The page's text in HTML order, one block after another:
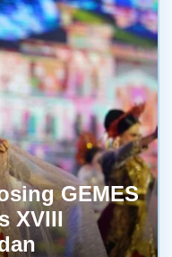
GEMES
XVIII